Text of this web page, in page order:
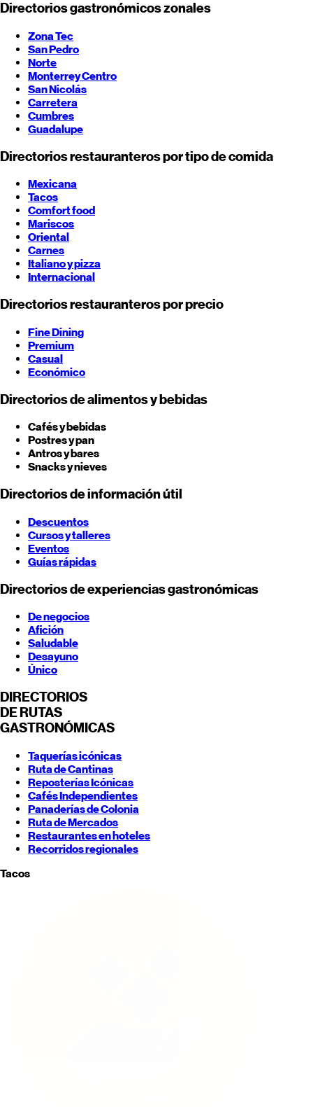
Directorios gastronómicos zonales
Zona Tec
San Pedro
Norte
MonterreyCentro
San Nicolás
Carretera
Cumbres
Guadalupe
Directorios restauranteros por tipo de comida
Mexicana
Tacos
Comfort food
Mariscos
Oriental
Carnes
Italiano y pizza
Internacional
Directorios restauranteros por precio
Fine Dining
Premium
Casual
Económico
Directorios de alimentos y bebidas
Cafés y bebidas
Postres y pan
Antros y bares
Snacks y nieves
Directorios de información útil
Descuentos
Cursos y talleres
Eventos
Guías rápidas
Directorios de experiencias gastronómicas
De negocios
Afición
Saludable
Desayuno
Único
DIRECTORIOS
DE RUTAS
GASTRONÓMICAS
Taquerías icónicas
Ruta de Cantinas
Reposterías Icónicas
Cafés Independientes
Panaderías de Colonia
Ruta de Mercados
Restaurantes en hoteles
Recorridos regionales
Tacos